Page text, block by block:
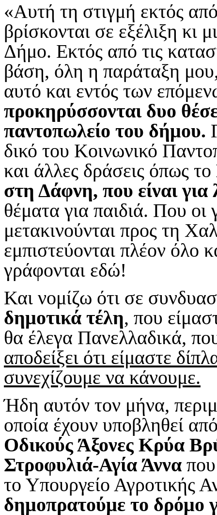
«Αυτή τη στιγμή εκτός
βρίσκονται σε εξέλιξη κι
Δήμο. Εκτός από τις
βάση, όλη η παράταξη μου,
αυτό και εντός των
προκηρύσσονται δυο
παντοπωλείο του δήμου.
δικό του Κοινωνικό
και άλλες δράσεις όπως το
στη Δάφνη, που είναι για
θέματα για παιδιά. Που οι
μετακινούνται προς τη
εμπιστεύονται πλέον όλο
γράφονται εδώ!
Και νομίζω ότι σε
δημοτικά τέλη, που
θα έλεγα Πανελλαδικά,
αποδείξει ότι είμαστε
συνεχίζουμε να κάνουμε.
Ήδη αυτόν τον μήνα,
οποία έχουν υποβληθεί
Οδικούς Άξονες Κρύα
Στροφυλιά-Αγία Άννα
το Υπουργείο Αγροτικής
δημοπρατούμε το δρόμο